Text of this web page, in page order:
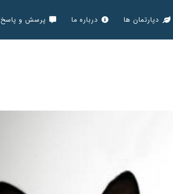
دپارتمان ها درباره ما پرسش و پاسخ